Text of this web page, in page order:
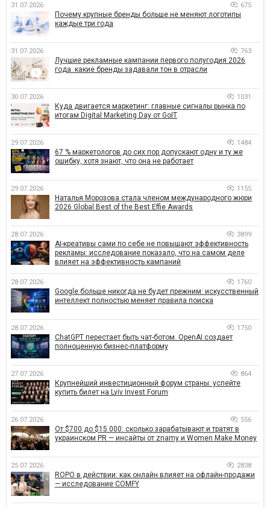
31.07.2026 675
Почему крупные бренды больше не меняют логотипы
каждые три года
31.07.2026 763
Лучшие рекламные кампании первого полугодия 2026
года: какие бренды задавали тон в отрасли
30.07.2026 1031
Куда двигается маркетинг: главные сигналы рынка по
итогам Digital Marketing Day от GoIT
29.07.2026 1484
67 % маркетологов до сих пор допускают одну и ту же
ошибку, хотя знают, что она не работает
29.07.2026 1155
Наталья Морозова стала членом международного жюри
2026 Global Best of the Best Effie Awards
28.07.2026 3899
AI-креативы сами по себе не повышают эффективность
рекламы: исследование показало, что на самом деле
влияет на эффективность кампаний
28.07.2026 1760
Google больше никогда не будет прежним: искусственный
интеллект полностью меняет правила поиска
28.07.2026 1750
ChatGPT перестает быть чат-ботом. OpenAI создает
полноценную бизнес-платформу
27.07.2026 864
Крупнейший инвестиционный форум страны: успейте
купить билет на Lviv Invest Forum
26.07.2026 556
От $700 до $15 000: сколько зарабатывают и тратят в
украинском PR — инсайты от znamy и Women Make Money
25.07.2026 2838
ROPO в действии: как онлайн влияет на офлайн-продажи
— исследование COMFY